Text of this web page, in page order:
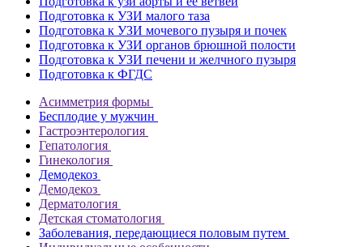
Подготовка к УЗИ малого таза
Подготовка к УЗИ мочевого пузыря и почек
Подготовка к УЗИ органов брюшной полости
Подготовка к УЗИ печени и желчного пузыря
Подготовка к ФГДС
Асимметрия формы
Бесплодие у мужчин
Гастроэнтерология
Гепатология
Гинекология
Демодекоз
Демодекоз
Дерматология
Детская стоматология
Заболевания, передающиеся половым путем